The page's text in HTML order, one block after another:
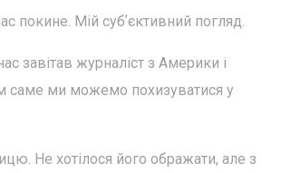
покине. Мій субʼєктивний погляд.
завітав журналіст з Америки і
саме ми можемо похизуватися у
Не хотілося його ображати, але з